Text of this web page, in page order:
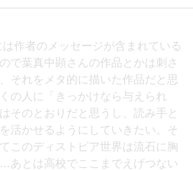
は作者のメッセージが含まれている
で葉真中顕さんの作品とかは刺さ
それをメタ的に描いた作品だと思
の人に「きっかけなら与えられ
そのとおりだと思うし、読み手と
活かせるようにしていきたい。そ
このディストピア世界は流石に胸
あとは高校でここまでえげつない